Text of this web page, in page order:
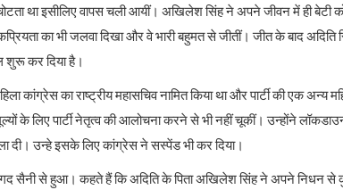
था इसीलिए वापस चली आयीं। अखिलेश सिंह ने अपने जीवन में ही बेटी
का भी जलवा दिखा और वे भारी बहुमत से जीतीं। जीत के बाद अदिति
शुरू कर दिया है।
कांग्रेस का राष्ट्रीय महासचिव नामित किया था और पार्टी की एक अन्य
के लिए पार्टी नेतृत्व की आलोचना करने से भी नहीं चूकीं। उन्होंने
दी। उन्हे इसके लिए कांग्रेस ने सस्पेंड भी कर दिया।
अंगद सैनी से हुआ। कहते हैं कि अदिति के पिता अखिलेश सिंह ने अपने निधन